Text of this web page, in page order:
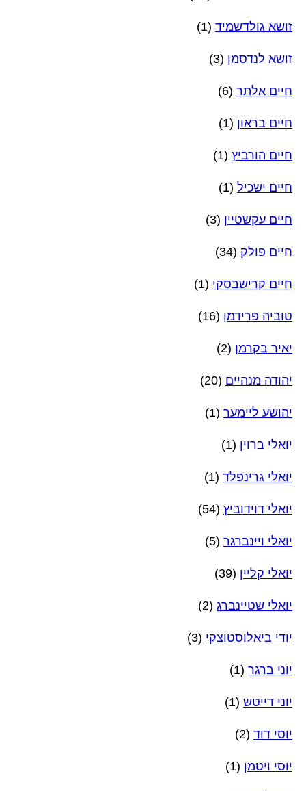
זושא גולדשמיד (1)
זושא לנדסמן (3)
חיים אלתר (6)
חיים בראון (1)
חיים הורביץ (1)
חיים ישכיל (1)
חיים עקשטיין (3)
חיים פולק (34)
חיים קרישבסקי (1)
טוביה פרידמן (16)
יאיר בקרמן (2)
יהודה מנהיים (20)
יהושע ליימער (1)
יואלי ברוין (1)
יואלי גרינפלד (1)
יואלי דוידוביץ (54)
יואלי ויינברגר (5)
יואלי קליין (39)
יואלי שטיינברג (2)
יודי ביאלוסטוצקי (3)
יוני ברגר (1)
יוני דייטש (1)
יוסי דוד (2)
יוסי ויטמן (1)